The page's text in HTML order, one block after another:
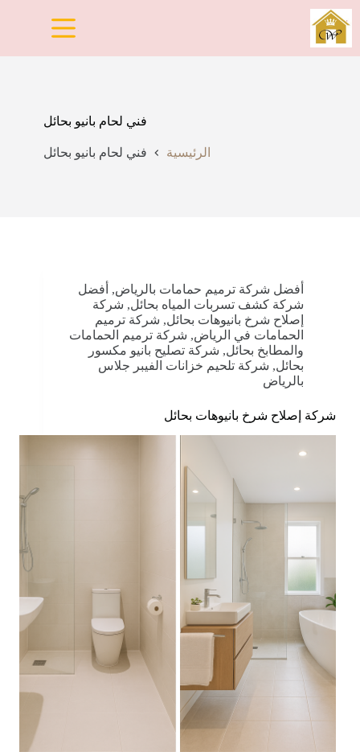
التجاوز
إلى
المحتوى
فني لحام بانيو بحائل
الرئيسية فني لحام بانيو بحائل
أفضل شركة ترميم حمامات بالرياض, أفضل
شركة كشف تسربات المياه بحائل, شركة
إصلاح شرخ بانيوهات بحائل, شركة ترميم
الحمامات في الرياض, شركة ترميم الحمامات
والمطابخ بحائل, شركة تصليح بانيو مكسور
بحائل, شركة تلحيم خزانات الفيبر جلاس
بالرياض
شركة إصلاح شرخ بانيوهات بحائل